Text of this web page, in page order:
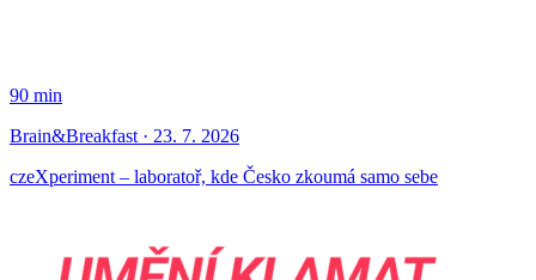
90 min
Brain&Breakfast · 23. 7. 2026
czeXperiment – laboratoř, kde Česko zkoumá samo sebe